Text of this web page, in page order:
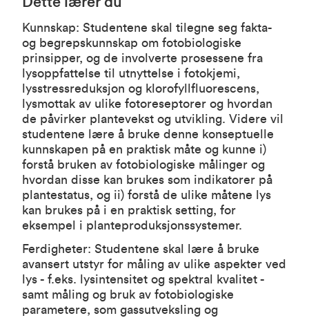
Kunnskap: Studentene skal tilegne seg fakta-
og begrepskunnskap om fotobiologiske
prinsipper, og de involverte prosessene fra
lysoppfattelse til utnyttelse i fotokjemi,
lysstressreduksjon og klorofyllfluorescens,
lysmottak av ulike fotoreseptorer og hvordan
de påvirker plantevekst og utvikling. Videre vil
studentene lære å bruke denne konseptuelle
kunnskapen på en praktisk måte og kunne i)
forstå bruken av fotobiologiske målinger og
hvordan disse kan brukes som indikatorer på
plantestatus, og ii) forstå de ulike måtene lys
kan brukes på i en praktisk setting, for
eksempel i planteproduksjonssystemer.
Ferdigheter: Studentene skal lære å bruke
avansert utstyr for måling av ulike aspekter ved
lys - f.eks. lysintensitet og spektral kvalitet -
samt måling og bruk av fotobiologiske
parametere, som gassutveksling og